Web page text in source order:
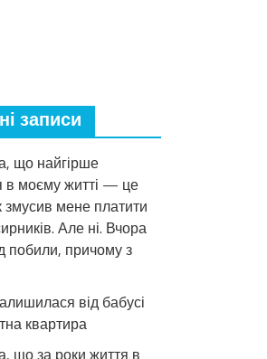
записи
що найгірше
в моєму житті — це
змусив мене платити
Але ні. Вчора
побили, причому з
від бабусі
квартира
що за роки життя в